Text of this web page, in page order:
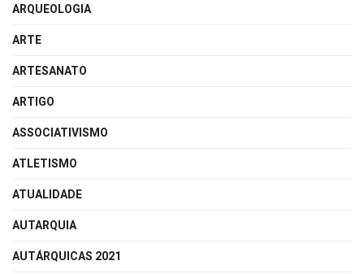
ARQUEOLOGIA
ARTE
ARTESANATO
ARTIGO
ASSOCIATIVISMO
ATLETISMO
ATUALIDADE
AUTARQUIA
AUTÁRQUICAS 2021